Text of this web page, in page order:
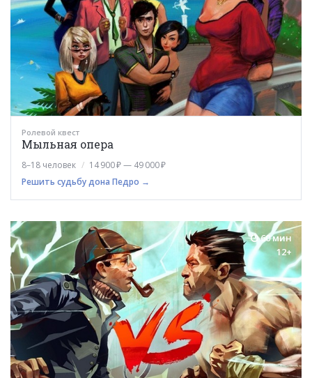
Ролевой квест
Мыльная опера
8–18 человек
14 900 ₽ — 49 000 ₽
Решить судьбу дона Педро →
60 мин
12+